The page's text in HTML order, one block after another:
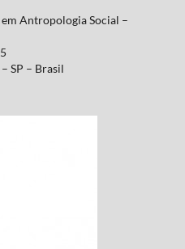
Antropologia Social –
SP – Brasil